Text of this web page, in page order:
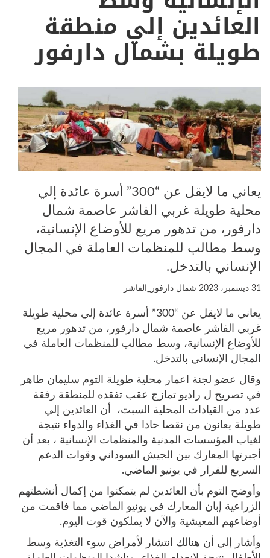
العائدين إلي منطقة
طويلة بشمال دارفور
يعاني ما لايقل عن “300” أسرة عائدة إلي
محلية طويلة غربي الفاشر عاصمة شمال
دارفور، من تدهور مريع للأوضاع الإنسانية،
وسط مطالب للمنظمات العاملة في المجال
الإنساني بالتدخل.
31 ديسمبر، 2023 شمال دارفور_الفاشر
يعاني ما لايقل عن “300” أسرة عائدة إلي محلية طويلة
غربي الفاشر عاصمة شمال دارفور، من تدهور مريع
للأوضاع الإنسانية، وسط مطالب للمنظمات العاملة في
المجال الإنساني بالتدخل.
وقال عضو لجنة اعمار محلية طويلة التوم سليمان طاهر
في تصريح ل راديو تمازج عقب تفقده للمنطقة رفقة
عدد من القيادات المحلية السبت، أن العائدين إلي
طويلة يعانون من نقصا حادا في الغذاء والدواء نتيجة
لغياب المؤسسات المدنية والمنظمات الإنسانية ، بعد أن
أجبرتها المعارك بين الجيش السوداني وقوات الدعم
السريع للفرار في يونيو الماضي.
وأوضح التوم بأن العائدين لم يتمكنوا من إكمال أنشطتهم
الزراعية إبان المعارك في يونيو الماضي مما فاقمت من
أوضاعهم المعيشية والآن لا يملكون قوت اليوم.
وأشار إلي أن هنالك انتشار لأمراض سوء التغذية وسط